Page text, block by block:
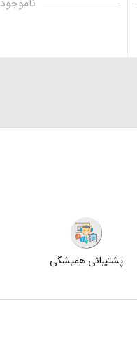
پشتیبانی همیشگی